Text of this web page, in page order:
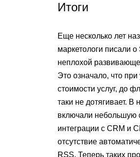
Итоги
Еще несколько лет
маркетологи писали
неплохой
Это означало, что
стоимости услуг, до
таки не дотягивает. В
включали небольшую
интеграции с CRM и
отсутствие
RSS. Теперь таких